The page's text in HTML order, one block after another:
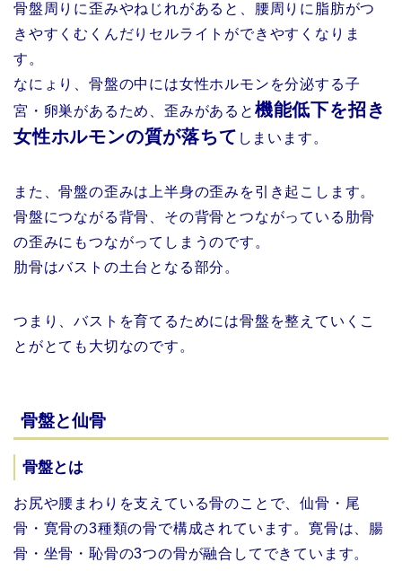
骨盤周りに歪みやねじれがあると、腰周りに脂肪がつ
きやすくむくんだりセルライトができやすくなりま
す。
なにょり、骨盤の中には女性ホルモンを分泌する子
宮・卵巣があるため、歪みがあると 機能低下を招き
女性ホルモンの質が落ちて しまいます。
また、骨盤の歪みは上半身の歪みを引き起こします。
骨盤につながる背骨、その背骨とつながっている肋骨
の歪みにもつながってしまうのです。
肋骨はバストの土台となる部分。
つまり、バストを育てるためには骨盤を整えていくこ
とがとても大切なのです。
骨盤と仙骨
骨盤とは
お尻や腰まわりを支えている骨のことで、仙骨・尾
骨・寛骨の3種類の骨で構成されています。寛骨は、腸
骨・坐骨・恥骨の3つの骨が融合してできています。